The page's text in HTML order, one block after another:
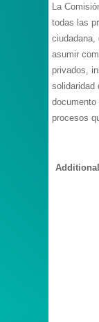
La
todas las
ciudadana,
asumir
privados,
solidaridad
procesos